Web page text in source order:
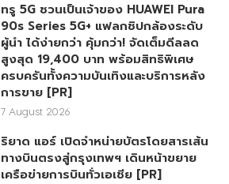
ทรู 5G ชวนเป็นเจ้าของ HUAWEI Pura
90s Series 5G+ แฟลกชิปกล้องระดับ
ผู้นำ ได้ง่ายกว่า คุ้มกว่า! จัดเต็มดีลลด
สูงสุด 19,400 บาท พร้อมสิทธิพิเศษ
ครบครันทั้งความบันเทิงและบริการหลัง
การขาย [PR]
7 August 2026
ริยาด แอร์ เปิดจำหน่ายบัตรโดยสารเส้น
ทางบินตรงสู่กรุงเทพฯ เดินหน้าขยาย
เครือข่ายการบินทั่วเอเชีย [PR]